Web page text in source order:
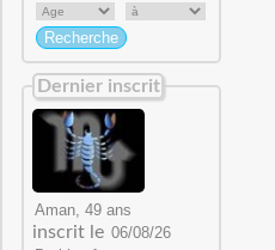
Dernier inscrit
inscrit le